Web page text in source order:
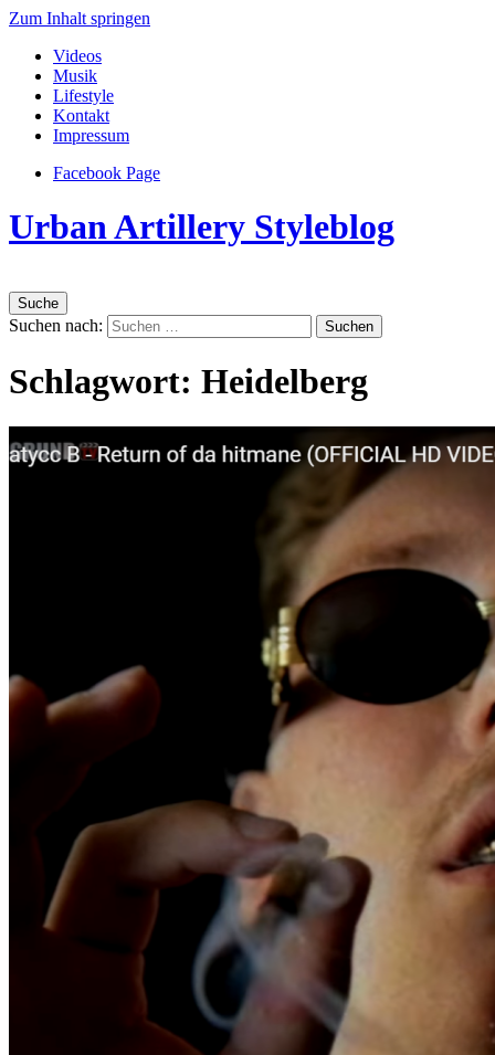
Zum Inhalt springen
Videos
Musik
Lifestyle
Kontakt
Impressum
Facebook Page
Urban Artillery Styleblog
Suche
Suchen nach:
Schlagwort: Heidelberg